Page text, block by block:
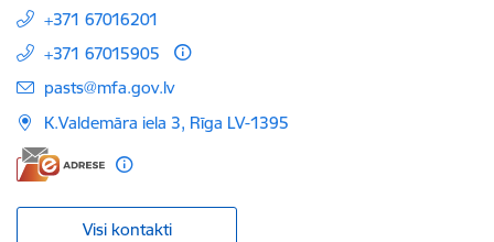
+371 67016201
+371 67015905
E-pasts:
pasts@mfa.gov.lv
K.Valdemāra iela 3, Rīga LV-1395
Visi kontakti